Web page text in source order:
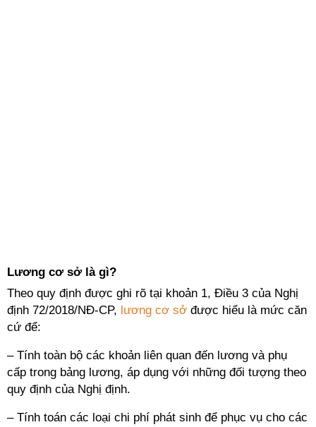
Lương cơ sở là gì?
Theo quy định được ghi rõ tại khoản 1, Điều 3 của Nghị
định 72/2018/NĐ-CP, lương cơ sở được hiểu là mức căn
cứ để:
– Tính toàn bộ các khoản liên quan đến lương và phụ
cấp trong bảng lương, áp dụng với những đối tượng theo
quy định của Nghị định.
– Tính toán các loại chi phí phát sinh để phục vụ cho các